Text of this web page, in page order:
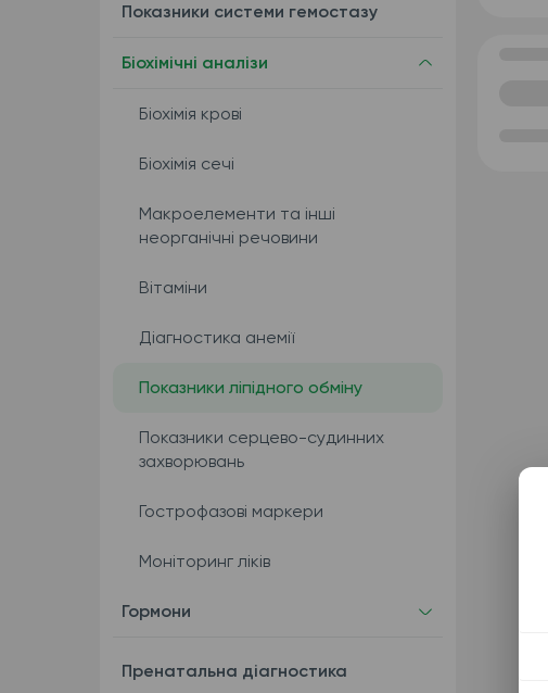
Показники системи гемостазу
Біохімічні аналізи
Біохімія крові
Біохімія сечі
Макроелементи та інші
неорганічні речовини
Вітаміни
Діагностика анемії
Показники ліпідного обміну
Показники серцево-судинних
захворювань
Гострофазові маркери
Моніторинг ліків
Гормони
Пренатальна діагностика